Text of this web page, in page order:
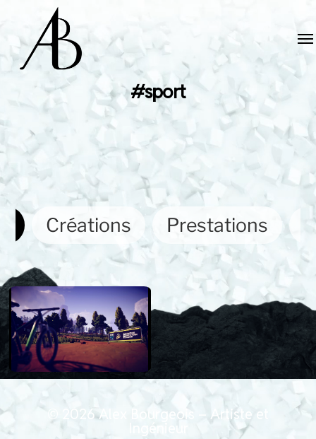
#sport
Créations Prestations
© 2026Alex Bourgeois – Artiste et
Ingénieur